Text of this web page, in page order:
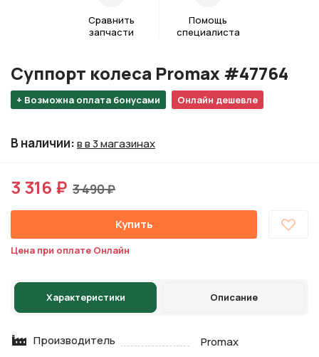
Сравнить
запчасти
Помощь
специалиста
+ Возможна оплата бонусами Онлайн дешевле
Суппорт колеса Promax #47764
В наличии:в в 3 магазинах
3 316 ₽ 3 490 ₽
Купить
Цена при оплате Онлайн
Характеристики Описание
Производитель Promax